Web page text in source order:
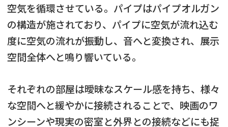
空気を循環させている。パイプはパイプオルガン
の構造が施されており、パイプに空気が流れ込む
度に空気の流れが振動し、音へと変換され、展示
空間全体へと鳴り響いている。
それぞれの部屋は曖昧なスケール感を持ち、様々
な空間へと緩やかに接続されることで、映画のワ
ンシーンや現実の密室と外界との接続などにも捉